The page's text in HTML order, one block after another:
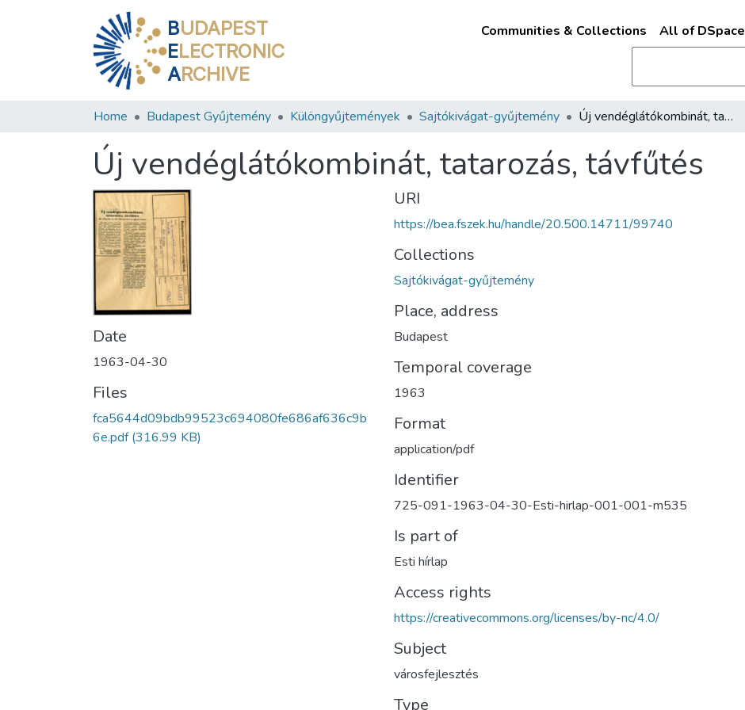
BUDAPEST
ELECTRONIC
ARCHIVE
Communities & Collections All of DSpace
Home Budapest Gyűjtemény Különgyűjtemények Sajtókivágat-gyűjtemény Új vendéglátókombinát, tatarozás, távfűtés
Új vendéglátókombinát, tatarozás, távfűtés
Date
1963-04-30
Files
fca5644d09bdb99523c694080fe686af636c9b
6e.pdf(316.99 KB)
URI
https://bea.fszek.hu/handle/20.500.14711/99740
Collections
Sajtókivágat-gyűjtemény
Place, address
Budapest
Temporal coverage
1963
Format
application/pdf
Identifier
725-091-1963-04-30-Esti-hirlap-001-001-m535
Is part of
Esti hírlap
Access rights
https://creativecommons.org/licenses/by-nc/4.0/
Subject
városfejlesztés
Type